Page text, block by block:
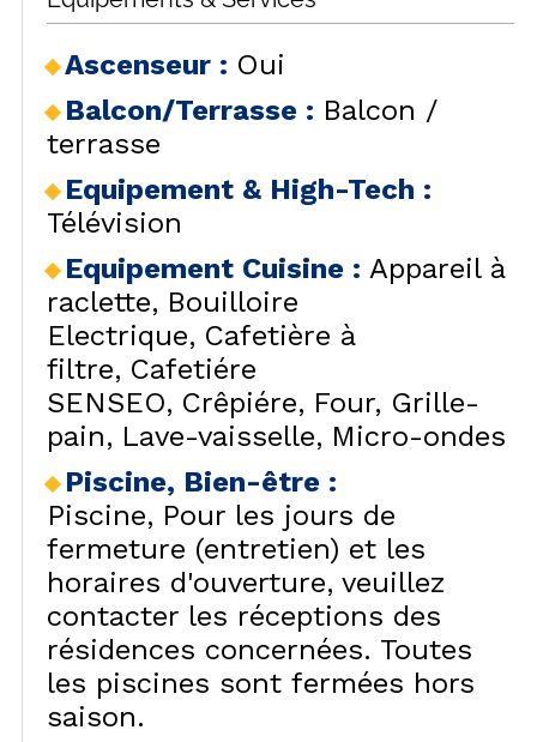
Ascenseur : Oui
Balcon/Terrasse : Balcon /
terrasse
Equipement & High-Tech :
Télévision
Equipement Cuisine : Appareil à
raclette
Bouilloire
Electrique Cafetière à
filtre Cafetiére
SENSEO Crêpiére Four Grille-
pain
Lave-vaisselle
Micro-ondes
Piscine, Bien-être :
Piscine
Pour les jours de
fermeture (entretien) et les
horaires d'ouverture, veuillez
contacter les réceptions des
résidences concernées. Toutes
les piscines sont fermées hors
saison.